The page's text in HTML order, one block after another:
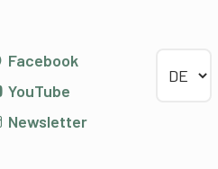
Facebook
YouTube
Newsletter